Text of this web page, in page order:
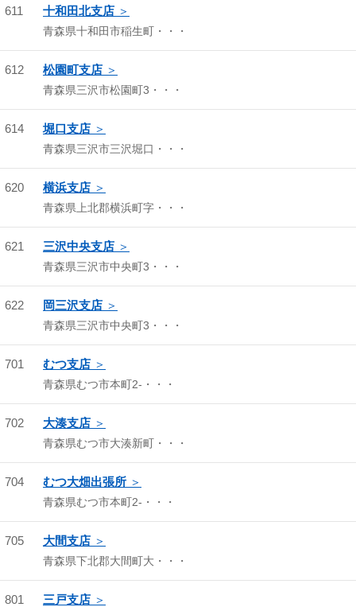
611 十和田北支店
青森県十和田市稲生町・・・
612 松園町支店
青森県三沢市松園町3・・・
614 堀口支店
青森県三沢市三沢堀口・・・
620 横浜支店
青森県上北郡横浜町字・・・
621 三沢中央支店
青森県三沢市中央町3・・・
622 岡三沢支店
青森県三沢市中央町3・・・
701 むつ支店
青森県むつ市本町2-・・・
702 大湊支店
青森県むつ市大湊新町・・・
704 むつ大畑出張所
青森県むつ市本町2-・・・
705 大間支店
青森県下北郡大間町大・・・
801 三戸支店